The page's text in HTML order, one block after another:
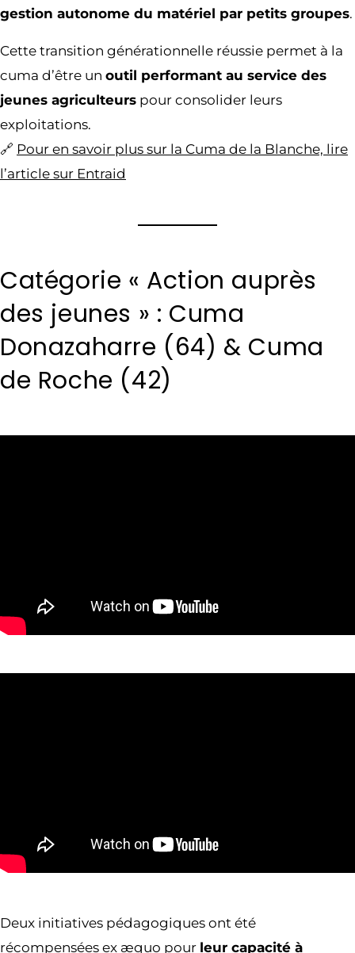
gestion autonome du matériel par petits groupes.
Cette transition générationnelle réussie permet à la
cuma d’être un outil performant au service des
jeunes agriculteurs pour consolider leurs
exploitations.
🔗 Pour en savoir plus sur la Cuma de la Blanche, lire
l’article sur Entraid
Catégorie « Action auprès
des jeunes » : Cuma
Donazaharre (64) & Cuma
de Roche (42)
Deux initiatives pédagogiques ont été
récompensées ex æquo pour leur capacité à